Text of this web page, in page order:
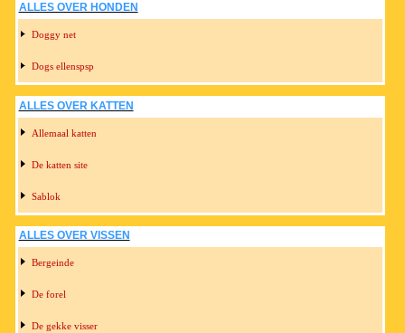
ALLES OVER HONDEN
Doggy net
Dogs ellenspsp
ALLES OVER KATTEN
Allemaal katten
De katten site
Sablok
ALLES OVER VISSEN
Bergeinde
De forel
De gekke visser